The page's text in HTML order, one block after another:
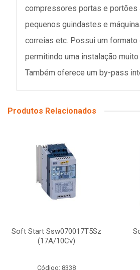
compressores portas e portões
pequenos guindastes e
correias etc. Possui um formato
permitindo uma instalação
Também oferece um by-pass
Produtos Relacionados
Soft Start Ssw070017T5Sz
(17A/10Cv)
Código: 8338